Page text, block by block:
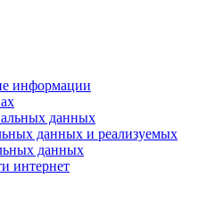
информации
данных
данных и реализуемых
данных
интернет